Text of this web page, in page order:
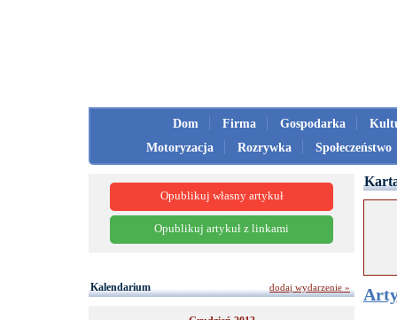
Dom Firma Gospodarka
Motoryzacja
Rozrywka Społeczeństwo
Opublikuj własny artykuł
Opublikuj artykuł z linkami
Kalendarium dodaj wydarzenie »